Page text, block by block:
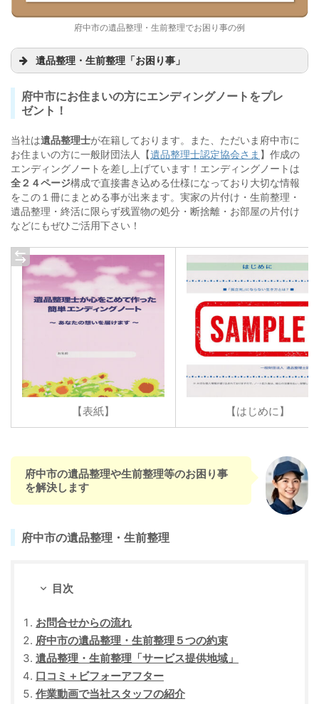
府中市の遺品整理・生前整理でお困り事の例
遺品整理・生前整理「お困り事」
家を売却するので遺品を処分したい
故人が残した空家の相談にのって欲しい
早急に片付けたいが人手がない
府中市にお住まいの方にエンディングノートをプレ
ゼント！
当社は遺品整理士が在籍しております。また、ただいま府中市に
お住まいの方に一般財団法人【遺品整理士認定協会さま 】作成の
エンディングノートを差し上げています！エンディングノートは
全２４ページ構成で直接書き込める仕様になっており大切な情報
をこの１冊にまとめる事が出来ます。実家の片付け・生前整理・
遺品整理・終活に限らず残置物の処分・断捨離・お部屋の片付け
などにもぜひご活用下さい！
【表紙】 【はじめに】
府中市の遺品整理や生前整理等のお困り事
を解決します
府中市の遺品整理・生前整理
目次
お問合せからの流れ
府中市の遺品整理・生前整理５つの約束
遺品整理・生前整理「サービス提供地域」
口コミ＋ビフォーアフター
作業動画で当社スタッフの紹介